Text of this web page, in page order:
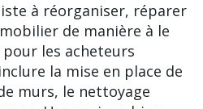
à réorganiser, réparer
de manière à le
les acheteurs
la mise en place de
murs, le nettoyage